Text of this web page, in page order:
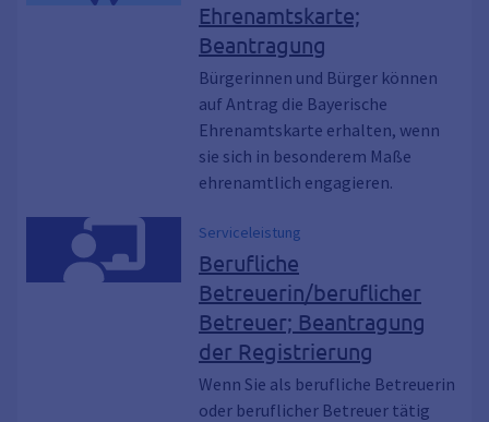
Ehrenamtskarte;
Beantragung
Bürgerinnen und Bürger können
auf Antrag die Bayerische
Ehrenamtskarte erhalten, wenn
sie sich in besonderem Maße
ehrenamtlich engagieren.
Serviceleistung
Berufliche
Betreuerin/beruflicher
Betreuer; Beantragung
der Registrierung
Wenn Sie als berufliche Betreuerin
oder beruflicher Betreuer tätig